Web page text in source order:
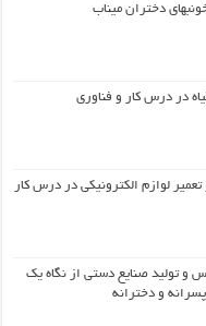
دختران میناب
در درس کار و فناوری
لوازم الکترونیکی در درس کار
تولید صنایع دستی از نگاه یک
و دخترانه